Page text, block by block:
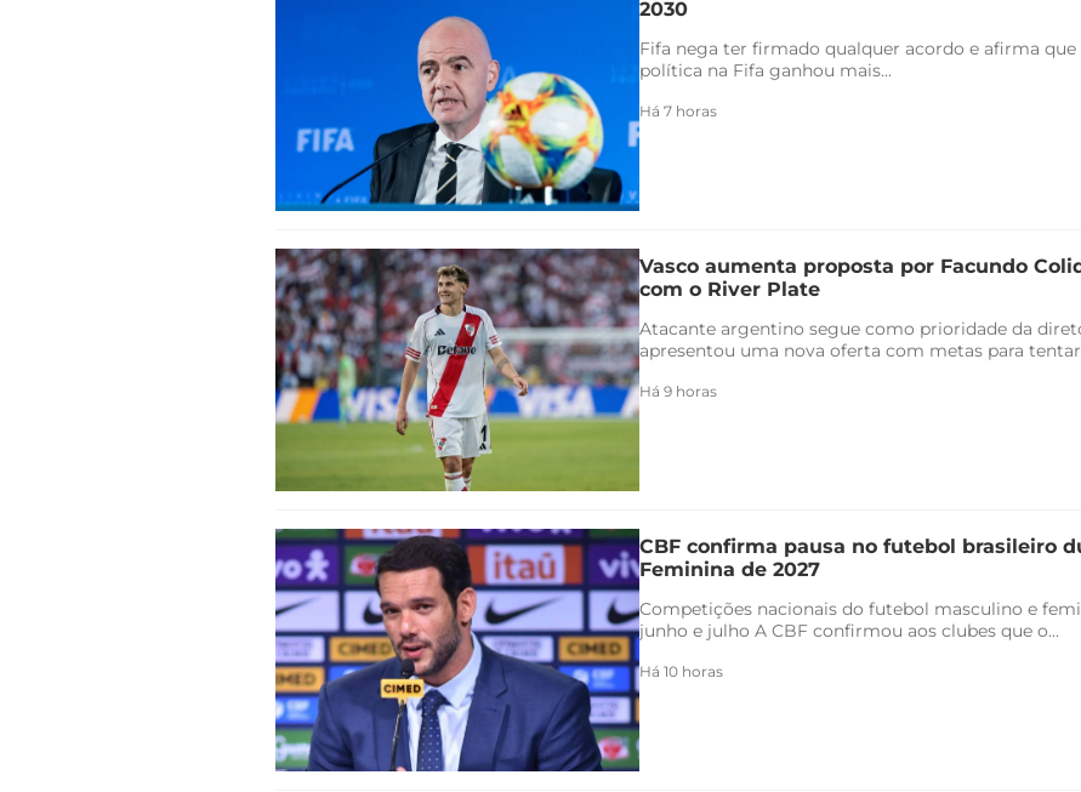
2030
Fifa nega ter firmado qualquer acordo e afirma
política na Fifa ganhou mais...
Há 7 horas
Vasco aumenta proposta por Facundo
com o River Plate
Atacante argentino segue como prioridade da
apresentou uma nova oferta com metas para
Há 9 horas
CBF confirma pausa no futebol brasileiro
Feminina de 2027
Competições nacionais do futebol masculino e
junho e julho A CBF confirmou aos clubes que o...
Há 10 horas